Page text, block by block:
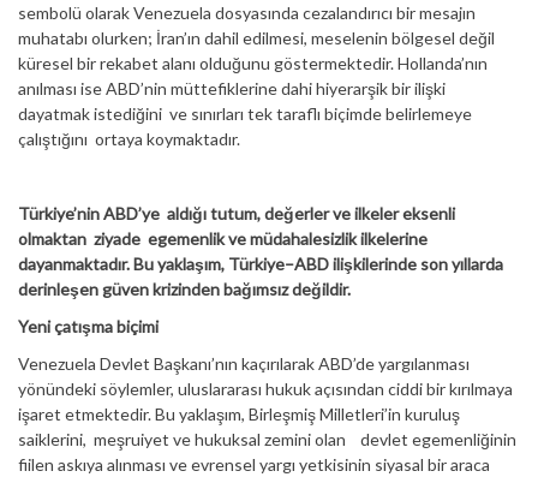
sembolü olarak Venezuela dosyasında cezalandırıcı bir mesajın
muhatabı olurken; İran’ın dahil edilmesi, meselenin bölgesel değil
küresel bir rekabet alanı olduğunu göstermektedir. Hollanda’nın
anılması ise ABD’nin müttefiklerine dahi hiyerarşik bir ilişki
dayatmak istediğini ve sınırları tek taraflı biçimde belirlemeye
çalıştığını ortaya koymaktadır.
Türkiye’nin ABD’ye aldığı tutum, değerler ve ilkeler eksenli
olmaktan ziyade egemenlik ve müdahalesizlik ilkelerine
dayanmaktadır. Bu yaklaşım, Türkiye–ABD ilişkilerinde son yıllarda
derinleşen güven krizinden bağımsız değildir.
Yeni çatışma biçimi
Venezuela Devlet Başkanı’nın kaçırılarak ABD’de yargılanması
yönündeki söylemler, uluslararası hukuk açısından ciddi bir kırılmaya
işaret etmektedir. Bu yaklaşım, Birleşmiş Milletleri’in kuruluş
saiklerini, meşruiyet ve hukuksal zemini olan devlet egemenliğinin
fiilen askıya alınması ve evrensel yargı yetkisinin siyasal bir araca